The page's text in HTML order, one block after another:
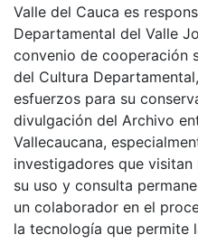
Valle del Cauca es
Departamental del Valle
convenio de cooperación
del Cultura
esfuerzos para su
divulgación del Archivo
Vallecaucana,
investigadores que
su uso y consulta
un colaborador en el
la tecnología que permite